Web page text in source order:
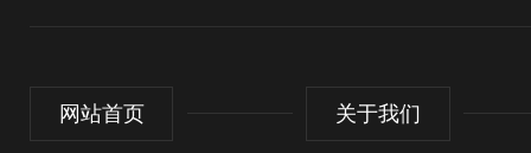
网站首页 关于我们